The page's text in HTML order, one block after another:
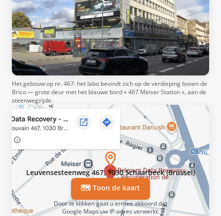
Het gebouw op nr. 467: het labo bevindt zich op de verdieping boven de
Brico — grote deur met het blauwe bord « 467 Meiser Station », aan de
steenwegzijde.
Leuvensesteenweg 467, 1030 Schaarbeek (Brussel)
🗺️ Toon de kaart
Door te klikken gaat u ermee akkoord dat
Google Maps uw IP-adres verwerkt.